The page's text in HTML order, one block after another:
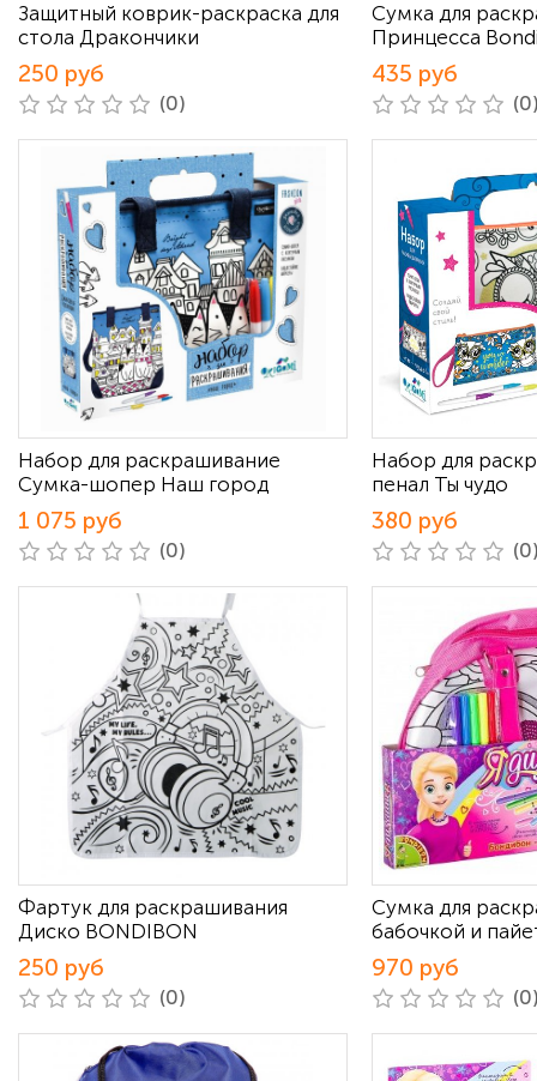
Защитный коврик-раскраска для
стола Дракончики
250 руб
(0)
Сумка для
Принцесса
435 руб
Набор для раскрашивание
Сумка-шопер Наш город
1 075 руб
(0)
Набор для
пенал Ты чудо
380 руб
Фартук для раскрашивания
Диско BONDIBON
250 руб
(0)
Сумка для
бабочкой и
970 руб